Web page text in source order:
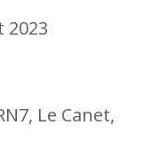
2023
Le Canet,